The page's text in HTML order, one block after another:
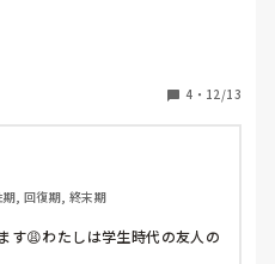
4 ・ 12/13
, 回復期, 終末期
す😩わたしは学生時代の友人の